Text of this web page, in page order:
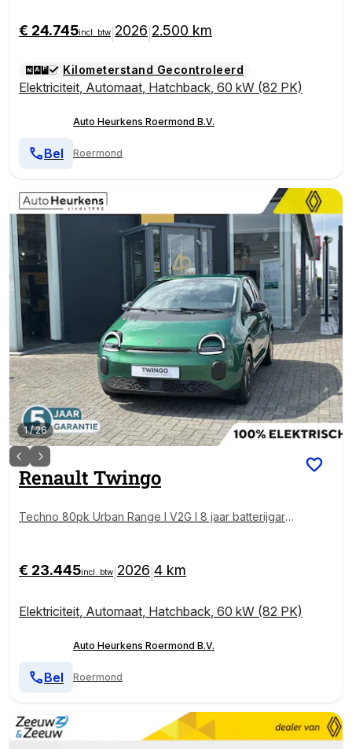
€ 24.745incl. btw 2026 2.500 km
Kilometerstand Gecontroleerd
Elektriciteit, Automaat, Hatchback, 60 kW (82 PK)
Auto Heurkens Roermond B.V.
Roermond
Bel
1/26
Renault Twingo
Techno 80pk Urban Range l V2G l 8 jaar batterijgara
€ 23.445incl. btw 2026 4 km
Elektriciteit, Automaat, Hatchback, 60 kW (82 PK)
Auto Heurkens Roermond B.V.
Roermond
Bel